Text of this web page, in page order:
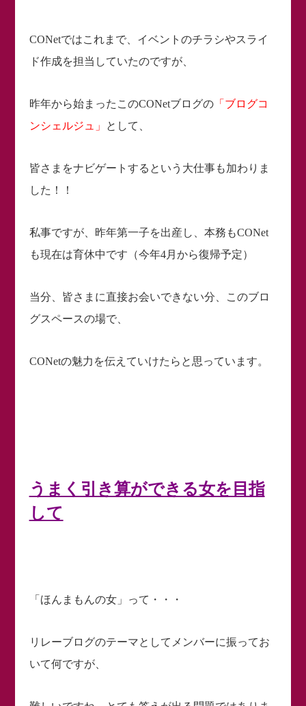
CONetではこれまで、イベントのチラシやスライ
ド作成を担当していたのですが、
昨年から始まったこのCONetブログの「ブログコ
ンシェルジュ」
として、
皆さまをナビゲートするという大仕事も加わりま
した！！
私事ですが、昨年第一子を出産し、本務もCONet
も現在は育休中です（今年4月から復帰予定）
当分、皆さまに直接お会いできない分、このブロ
グスペースの場で、
CONetの魅力を伝えていけたらと思っています。
うまく引き算ができる女を目指
して
「ほんまもんの女」って・・・
リレーブログのテーマとしてメンバーに振ってお
いて何ですが、